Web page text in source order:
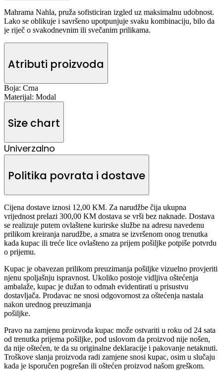
Mahrama Nahla, pruža sofisticiran izgled uz maksimalnu udobnost.
Lako se oblikuje i savršeno upotpunjuje svaku kombinaciju, bilo da
je riječ o svakodnevnim ili svečanim prilikama.
Atributi proizvoda
Boja: Crna
Materijal: Modal
Size chart
Univerzalno
Politika povrata i dostave
Cijena dostave iznosi 12,00 KM. Za narudžbe čija ukupna
vrijednost prelazi 300,00 KM dostava se vrši bez naknade. Dostava
se realizuje putem ovlaštene kurirske službe na adresu navedenu
prilikom kreiranja narudžbe, a smatra se izvršenom onog trenutka
kada kupac ili treće lice ovlašteno za prijem pošiljke potpiše potvrdu
o prijemu.
Kupac je obavezan prilikom preuzimanja pošiljke vizuelno provjeriti
njenu spoljašnju ispravnost. Ukoliko postoje vidljiva oštećenja
ambalaže, kupac je dužan to odmah evidentirati u prisustvu
dostavljača. Prodavac ne snosi odgovornost za oštećenja nastala
nakon urednog preuzimanja
pošiljke.
Pravo na zamjenu proizvoda kupac može ostvariti u roku od 24 sata
od trenutka prijema pošiljke, pod uslovom da proizvod nije nošen,
da nije oštećen, te da su originalne deklaracije i pakovanje netaknuti.
Troškove slanja proizvoda radi zamjene snosi kupac, osim u slučaju
kada je isporučen pogrešan ili oštećen proizvod našom greškom.